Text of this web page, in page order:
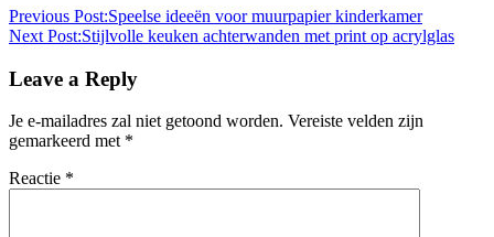
Previous Post:Speelse ideeën voor muurpapier kinderkamer
Next Post:Stijlvolle keuken achterwanden met print op acrylglas
Leave a Reply
Je e-mailadres zal niet getoond worden. Vereiste velden zijn
gemarkeerd met *
Reactie *